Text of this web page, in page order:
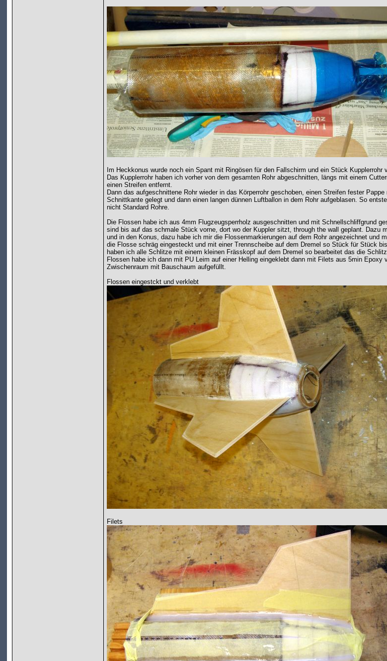
Im Heckkonus wurde noch ein Spant mit Ringösen für den Fallschirm und ein Stück Kupplerrohr
Das Kupplerrohr haben ich vorher von dem gesamten Rohr abgeschnitten, längs mit einem
einen Streifen entfernt.
Dann das aufgeschnittene Rohr wieder in das Körperrohr geschoben, einen Streifen fester
Schnittkante gelegt und dann einen langen dünnen Luftballon in dem Rohr aufgeblasen. So
nicht Standard Rohre.
Die Flossen habe ich aus 4mm Flugzeugsperrholz ausgeschnitten und mit Schnellschliffgrund
sind bis auf das schmale Stück vorne, dort wo der Kuppler sitzt, through the wall geplant. Dazu
und in den Konus, dazu habe ich mir die Flossenmarkierungen auf dem Rohr angezeichnet und
die Flosse schräg eingesteckt und mit einer Trennscheibe auf dem Dremel so Stück für Stück
haben ich alle Schlitze mit einem kleinen Frässkopf auf dem Dremel so bearbeitet das die
Flossen habe ich dann mit PU Leim auf einer Helling eingeklebt dann mit Filets aus 5min Epoxy
Zwischenraum mit Bauschaum aufgefüllt.
Flossen eingestckt und verklebt
Filets